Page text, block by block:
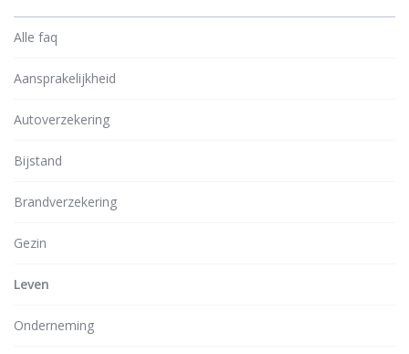
Alle faq
Aansprakelijkheid
Autoverzekering
Bijstand
Brandverzekering
Gezin
Leven
Onderneming